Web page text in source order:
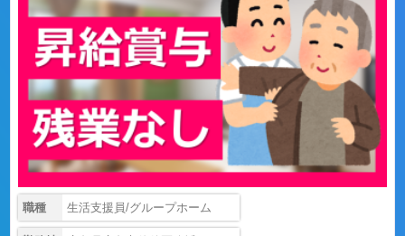
職種 生活支援員/グループホーム